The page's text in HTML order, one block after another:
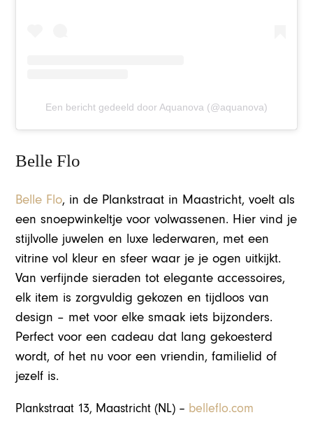
Een bericht gedeeld door Aquanova (@aquanova)
Belle Flo
Belle Flo, in de Plankstraat in Maastricht, voelt als
een snoepwinkeltje voor volwassenen. Hier vind je
stijlvolle juwelen en luxe lederwaren, met een
vitrine vol kleur en sfeer waar je je ogen uitkijkt.
Van verfijnde sieraden tot elegante accessoires,
elk item is zorgvuldig gekozen en tijdloos van
design – met voor elke smaak iets bijzonders.
Perfect voor een cadeau dat lang gekoesterd
wordt, of het nu voor een vriendin, familielid of
jezelf is.
Plankstraat 13, Maastricht (NL) – belleflo.com